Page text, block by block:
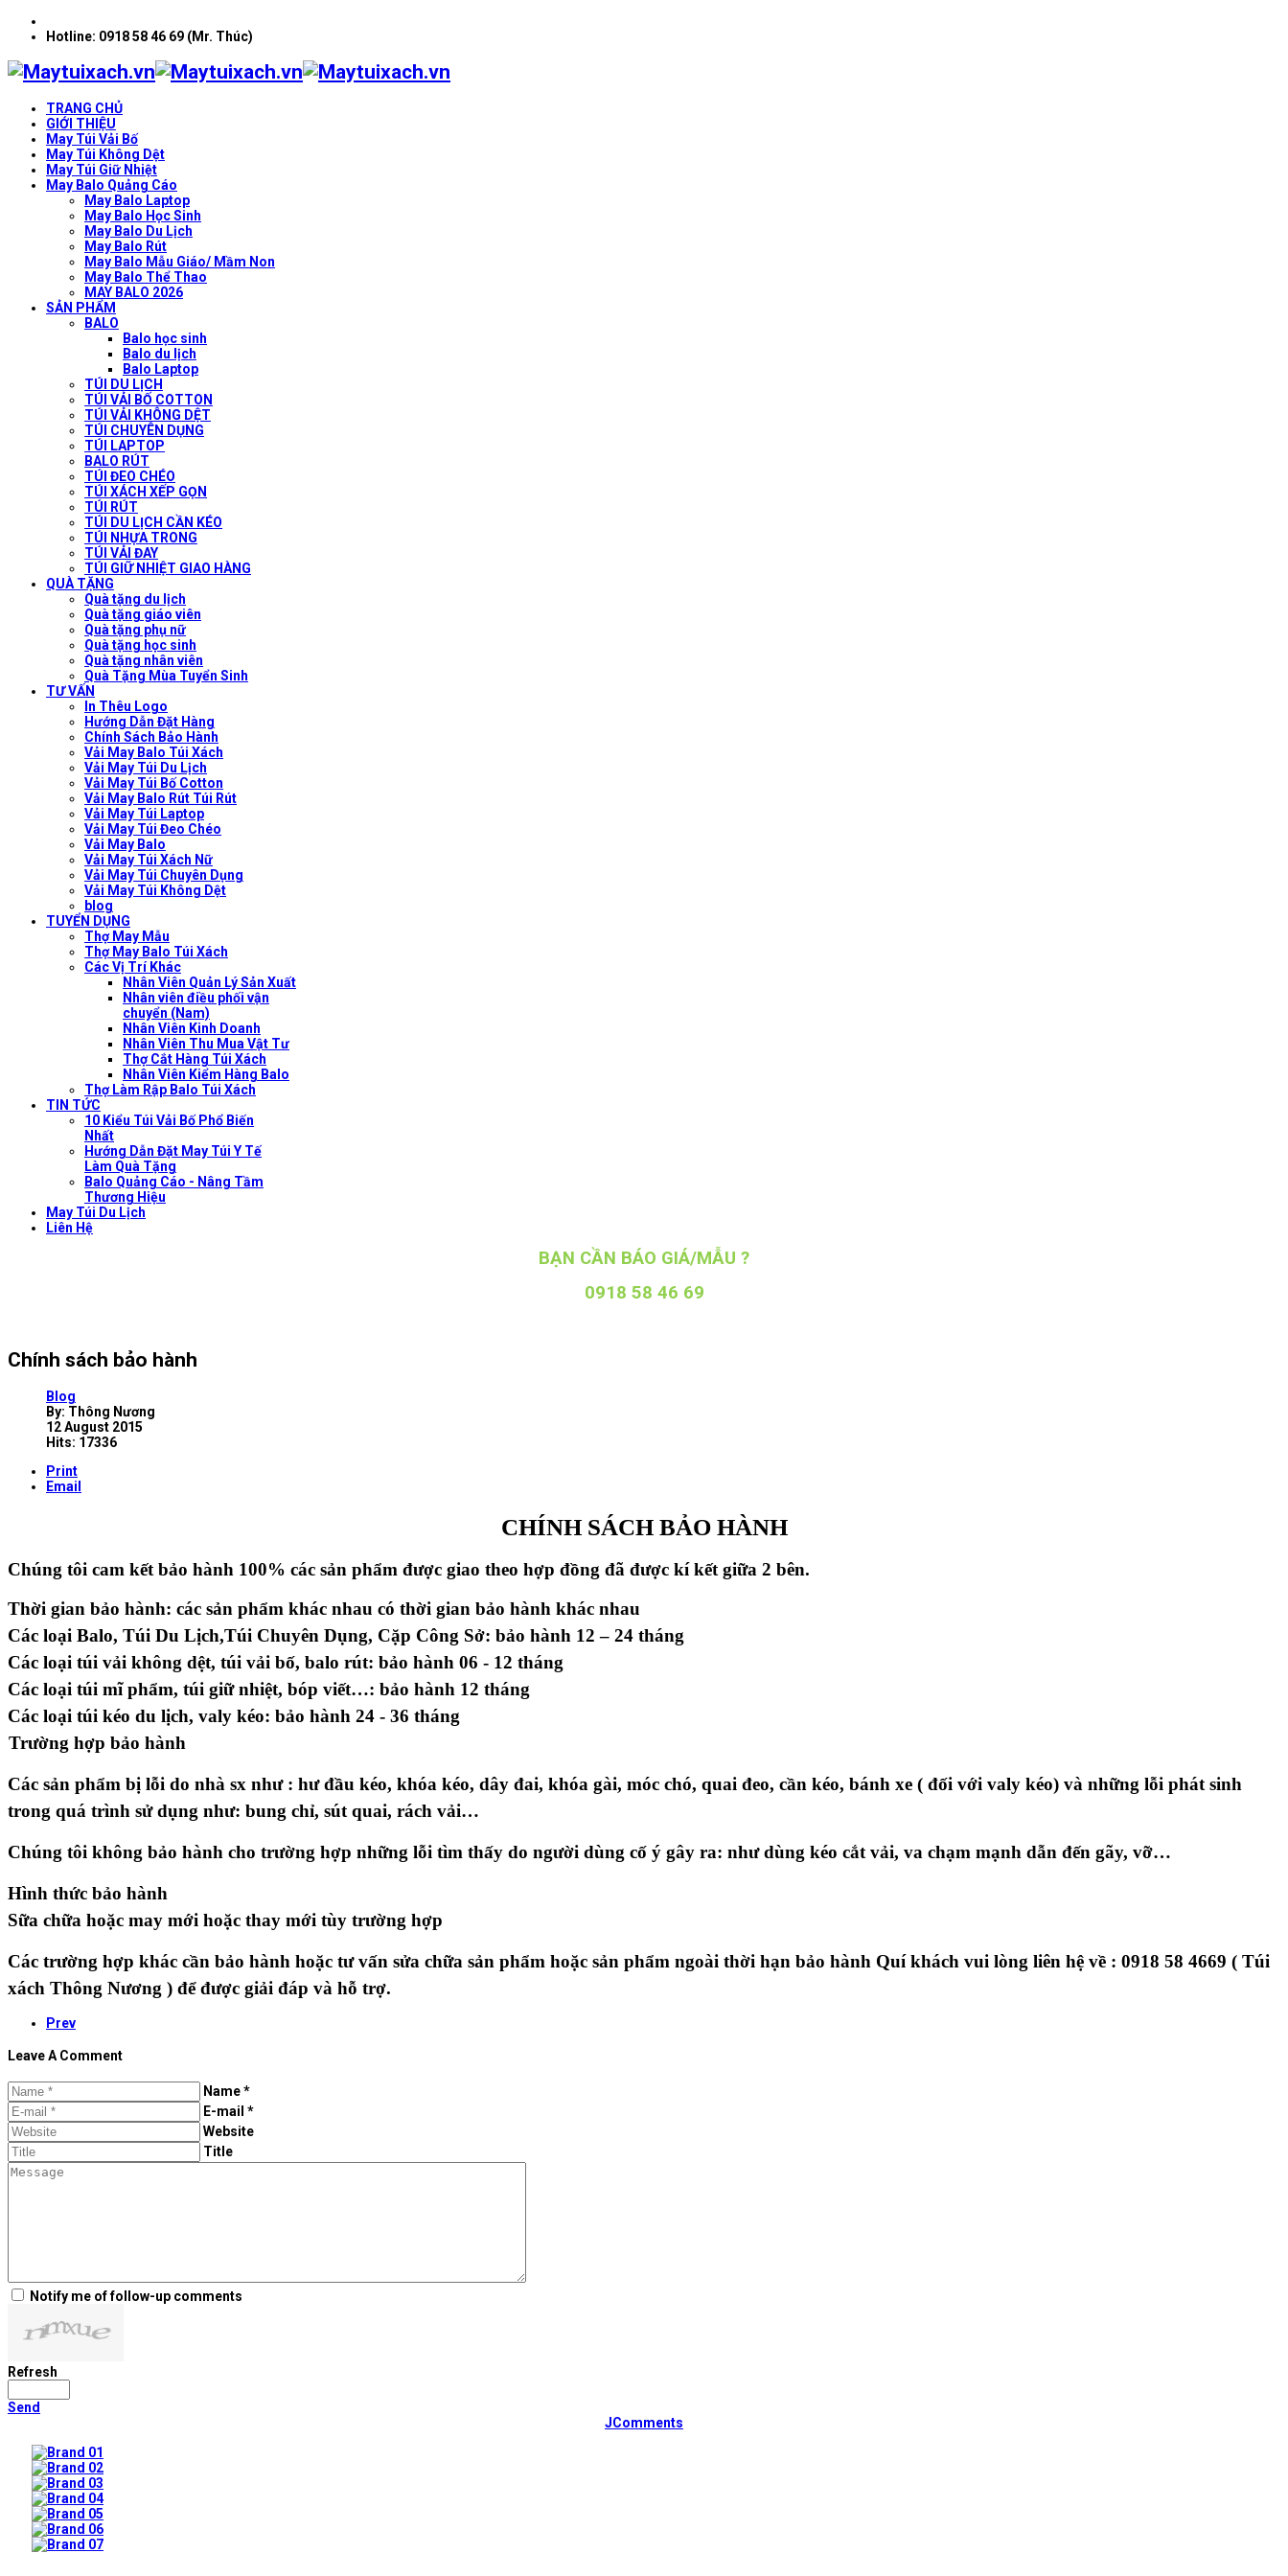
Hotline: 0918 58 46 69 (Mr. Thúc)
TRANG CHỦ
GIỚI THIỆU
May Túi Vải Bố
May Túi Không Dệt
May Túi Giữ Nhiệt
May Balo Quảng Cáo
May Balo Laptop
May Balo Học Sinh
May Balo Du Lịch
May Balo Rút
May Balo Mẫu Giáo/ Mầm Non
May Balo Thể Thao
MAY BALO 2026
SẢN PHẨM
BALO
Balo học sinh
Balo du lịch
Balo Laptop
TÚI DU LỊCH
TÚI VẢI BỐ COTTON
TÚI VẢI KHÔNG DỆT
TÚI CHUYÊN DỤNG
TÚI LAPTOP
BALO RÚT
TÚI ĐEO CHÉO
TÚI XÁCH XẾP GỌN
TÚI RÚT
TÚI DU LỊCH CẦN KÉO
TÚI NHỰA TRONG
TÚI VẢI ĐAY
TÚI GIỮ NHIỆT GIAO HÀNG
QUÀ TẶNG
Quà tặng du lịch
Quà tặng giáo viên
Quà tặng phụ nữ
Quà tặng học sinh
Quà tặng nhân viên
Quà Tặng Mùa Tuyển Sinh
TƯ VẤN
In Thêu Logo
Hướng Dẫn Đặt Hàng
Chính Sách Bảo Hành
Vải May Balo Túi Xách
Vải May Túi Du Lịch
Vải May Túi Bố Cotton
Vải May Balo Rút Túi Rút
Vải May Túi Laptop
Vải May Túi Đeo Chéo
Vải May Balo
Vải May Túi Xách Nữ
Vải May Túi Chuyên Dụng
Vải May Túi Không Dệt
blog
TUYỂN DỤNG
Thợ May Mẫu
Thợ May Balo Túi Xách
Các Vị Trí Khác
Nhân Viên Quản Lý Sản Xuất
Nhân viên điều phối vận
chuyển (Nam)
Nhân Viên Kinh Doanh
Nhân Viên Thu Mua Vật Tư
Thợ Cắt Hàng Túi Xách
Nhân Viên Kiểm Hàng Balo
Thợ Làm Rập Balo Túi Xách
TIN TỨC
10 Kiểu Túi Vải Bố Phổ Biến
Nhất
Hướng Dẫn Đặt May Túi Y Tế
Làm Quà Tặng
Balo Quảng Cáo - Nâng Tầm
Thương Hiệu
May Túi Du Lịch
Liên Hệ
BẠN CẦN BÁO GIÁ/MẪU ?
0918 58 46 69
Chính sách bảo hành
Blog
By: Thông Nương
12 August 2015
Hits: 17336
Print
Email
CHÍNH SÁCH BẢO HÀNH
Chúng tôi cam kết bảo hành 100% các sản phẩm được giao theo hợp đồng đã được kí kết giữa 2 bên.
Thời gian bảo hành: các sản phẩm khác nhau có thời gian bảo hành khác nhau
Các loại Balo, Túi Du Lịch,Túi Chuyên Dụng, Cặp Công Sở: bảo hành 12 – 24 tháng
Các loại túi vải không dệt, túi vải bố, balo rút: bảo hành 06 - 12 tháng
Các loại túi mĩ phẩm, túi giữ nhiệt, bóp viết…: bảo hành 12 tháng
Các loại túi kéo du lịch, valy kéo: bảo hành 24 - 36 tháng
hợp bảo hành
Các sản phẩm bị lỗi do nhà sx như : hư đầu kéo, khóa kéo, dây đai, khóa gài, móc chó, quai đeo, cần kéo, bánh xe ( đối với valy kéo) và những lỗi phát sinh
trong quá trình sử dụng như: bung chỉ, sút quai, rách vải…
Chúng tôi không bảo hành cho trường hợp những lỗi tìm thấy do người dùng cố ý gây ra: như dùng kéo cắt vải, va chạm mạnh dẫn đến gãy, vỡ…
Hình thức bảo hành
Sữa chữa hoặc may mới hoặc thay mới tùy trường hợp
Các trường hợp khác cần bảo hành hoặc tư vấn sửa chữa sản phẩm hoặc sản phẩm ngoài thời hạn bảo hành Quí khách vui lòng liên hệ về : 0918 58 4669 ( Túi
xách Thông Nương ) để được giải đáp và hỗ trợ.
Prev
Leave AComment
Name *
E-mail *
Website
Title
Notify me of follow-up comments
Refresh
Send
JComments